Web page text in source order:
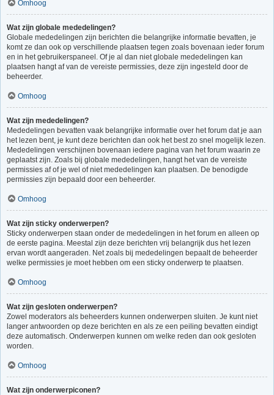
Omhoog
Wat zijn globale mededelingen?
Globale mededelingen zijn berichten die belangrijke informatie bevatten, je
komt ze dan ook op verschillende plaatsen tegen zoals bovenaan ieder forum
en in het gebruikerspaneel. Of je al dan niet globale mededelingen kan
plaatsen hangt af van de vereiste permissies, deze zijn ingesteld door de
beheerder.
Omhoog
Wat zijn mededelingen?
Mededelingen bevatten vaak belangrijke informatie over het forum dat je aan
het lezen bent, je kunt deze berichten dan ook het best zo snel mogelijk lezen.
Mededelingen verschijnen bovenaan iedere pagina van het forum waarin ze
geplaatst zijn. Zoals bij globale mededelingen, hangt het van de vereiste
permissies af of je wel of niet mededelingen kan plaatsen. De benodigde
permissies zijn bepaald door een beheerder.
Omhoog
Wat zijn sticky onderwerpen?
Sticky onderwerpen staan onder de mededelingen in het forum en alleen op
de eerste pagina. Meestal zijn deze berichten vrij belangrijk dus het lezen
ervan wordt aangeraden. Net zoals bij mededelingen bepaalt de beheerder
welke permissies je moet hebben om een sticky onderwerp te plaatsen.
Omhoog
Wat zijn gesloten onderwerpen?
Zowel moderators als beheerders kunnen onderwerpen sluiten. Je kunt niet
langer antwoorden op deze berichten en als ze een peiling bevatten eindigt
deze automatisch. Onderwerpen kunnen om welke reden dan ook gesloten
worden.
Omhoog
Wat zijn onderwerpiconen?